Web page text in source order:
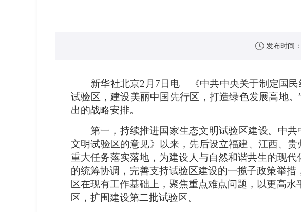
发布时间：
新华社北京2月7日电 《中共中央关于制定国民
试验区，建设美丽中国先行区，打造绿色发展高地
出的战略安排。
第一，持续推进国家生态文明试验区建设。中
文明试验区的意见》以来，先后设立福建、江西、
重大任务落实落地，为建设人与自然和谐共生的现
的统筹协调，完善支持试验区建设的一揽子政策举
区在现有工作基础上，聚焦重点难点问题，以更高
区，扩围建设第二批试验区。